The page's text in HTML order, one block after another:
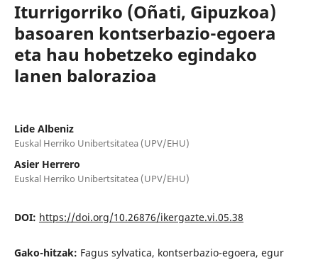
Iturrigorriko (Oñati, Gipuzkoa)
basoaren kontserbazio-egoera
eta hau hobetzeko egindako
lanen balorazioa
Lide Albeniz
Euskal Herriko Unibertsitatea (UPV/EHU)
Asier Herrero
Euskal Herriko Unibertsitatea (UPV/EHU)
DOI: https://doi.org/10.26876/ikergazte.vi.05.38
Gako-hitzak: Fagus sylvatica, kontserbazio-egoera, egur